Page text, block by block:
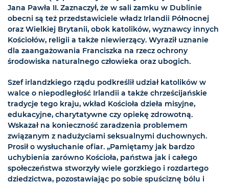
Jana Pawła II. Zaznaczył, że w sali zamku w Dublinie
obecni są też przedstawiciele władz Irlandii Północnej
oraz Wielkiej Brytanii, obok katolików, wyznawcy innych
Kościołów, religii a także niewierzący. Wyraził uznanie
dla zaangażowania Franciszka na rzecz ochrony
środowiska naturalnego człowieka oraz ubogich.
Szef irlandzkiego rządu podkreślił udział katolików w
walce o niepodległość Irlandii a także chrześcijańskie
tradycje tego kraju, wkład Kościoła dzieła misyjne,
edukacyjne, charytatywne czy opiekę zdrowotną.
Wskazał na konieczność zaradzenia problemem
związanym z nadużyciami seksualnymi duchownych.
Prosił o wysłuchanie ofiar. „Pamiętamy jak bardzo
uchybienia zarówno Kościoła, państwa jak i całego
społeczeństwa stworzyły wiele gorzkiego i rozdartego
dziedzictwa, pozostawiając po sobie spuściznę bólu i